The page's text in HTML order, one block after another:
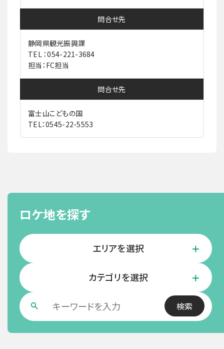
問合せ先
静岡県観光振興課
TEL ：054-221-3684
担当：FC担当
問合せ先
富士山こどもの国
TEL：0545-22-5553
ロケ地を探す
エリアを選択
カテゴリを選択